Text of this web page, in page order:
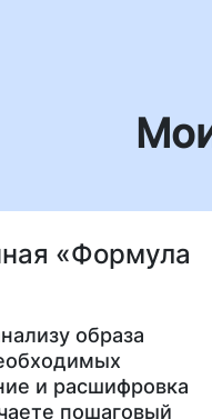
«Формула
образа
и расшифровка
пошаговый